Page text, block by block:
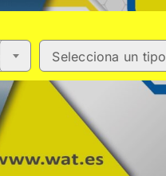
Selecciona un tipo